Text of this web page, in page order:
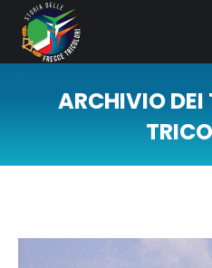
ARCHIVIO DEI